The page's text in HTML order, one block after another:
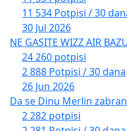
11 534 Potpisi / 30
30 Jul 2026
NE GASITE WIZZ AIR
24 260 potpisi
2 888 Potpisi / 30 dana
26 Jun 2026
Da se Dinu Merlin
2 282 potpisi